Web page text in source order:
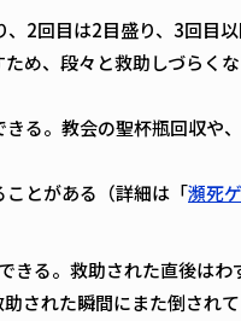
2回目は2目盛り、3回目
め、段々と救助しづらく
る。教会の聖杯瓶回収や
とがある（詳細は「瀕死
きる。救助された直後はわ
された瞬間にまた倒され